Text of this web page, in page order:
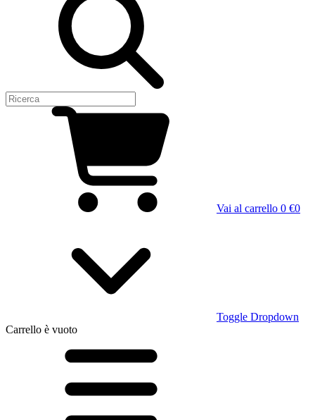
Vai al carrello 0 €0
Toggle Dropdown
Carrello è vuoto